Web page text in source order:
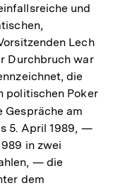
und
Lech
Durchbruch war
die
politischen Poker
am
5. April 1989, —
in zwei
— die
dem